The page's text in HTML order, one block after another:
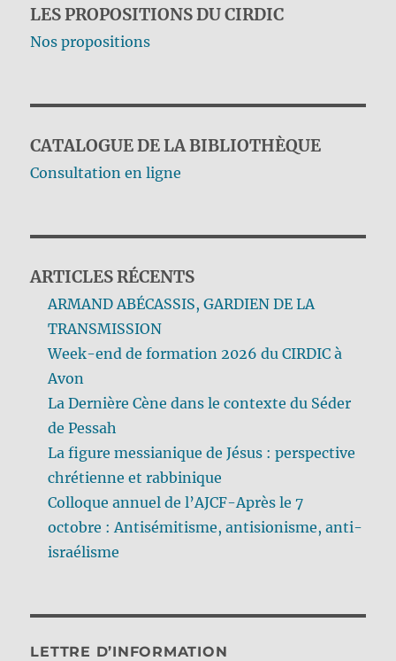
LES PROPOSITIONS DU CIRDIC
Nos propositions
CATALOGUE DE LA BIBLIOTHÈQUE
Consultation en ligne
ARTICLES RÉCENTS
ARMAND ABÉCASSIS, GARDIEN DE LA
TRANSMISSION
Week-end de formation 2026 du CIRDIC à
Avon
La Dernière Cène dans le contexte du Séder
de Pessah
La figure messianique de Jésus : perspective
chrétienne et rabbinique
Colloque annuel de l’AJCF-Après le 7
octobre : Antisémitisme, antisionisme, anti-
israélisme
LETTRE D’INFORMATION